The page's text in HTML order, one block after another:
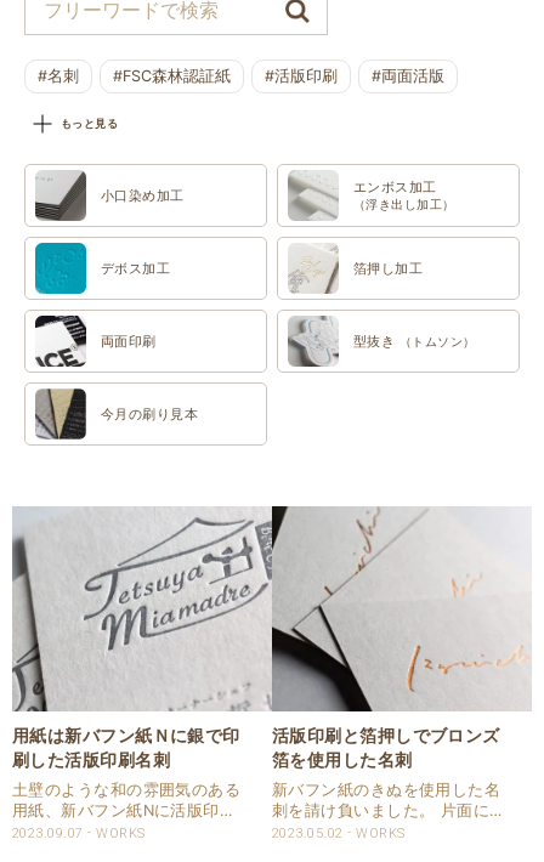
#名刺 #FSC森林認証紙 #活版印刷 #両面活版
#特色印刷
もっと見る
小口染め加工 エンボス加工
（浮き出し加工）
デボス加工 箔押し加工
両面印刷 型抜き （トムソン）
今月の刷り見本
用紙は新バフン紙Ｎに銀で印
刷した活版印刷名刺
土壁のような和の雰囲気のある
用紙、新バフン紙Nに活版印刷
をした名刺を請け賜わりまし
2023.09.07 WORKS
活版印刷と箔押しでブロンズ
箔を使用した名刺
新バフン紙のきぬを使用した名
刺を請け負いました。 片面には
活版印刷1色、もう片面にはブ
2023.05.02 WORKS